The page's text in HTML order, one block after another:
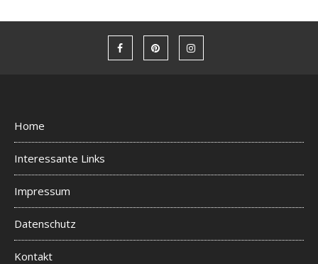
Home
Interessante Links
Impressum
Datenschutz
Kontakt